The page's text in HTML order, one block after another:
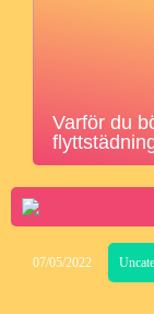
Varför du
07/05/2022